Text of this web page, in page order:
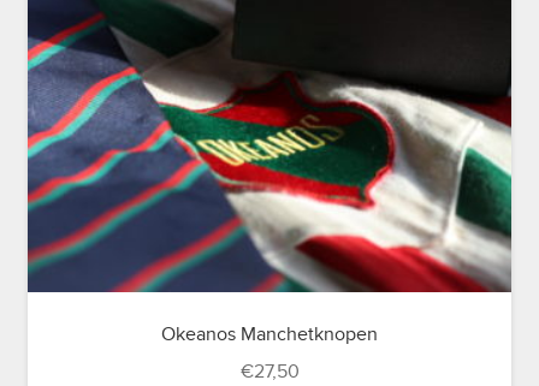
Okeanos Manchetknopen
€27,50